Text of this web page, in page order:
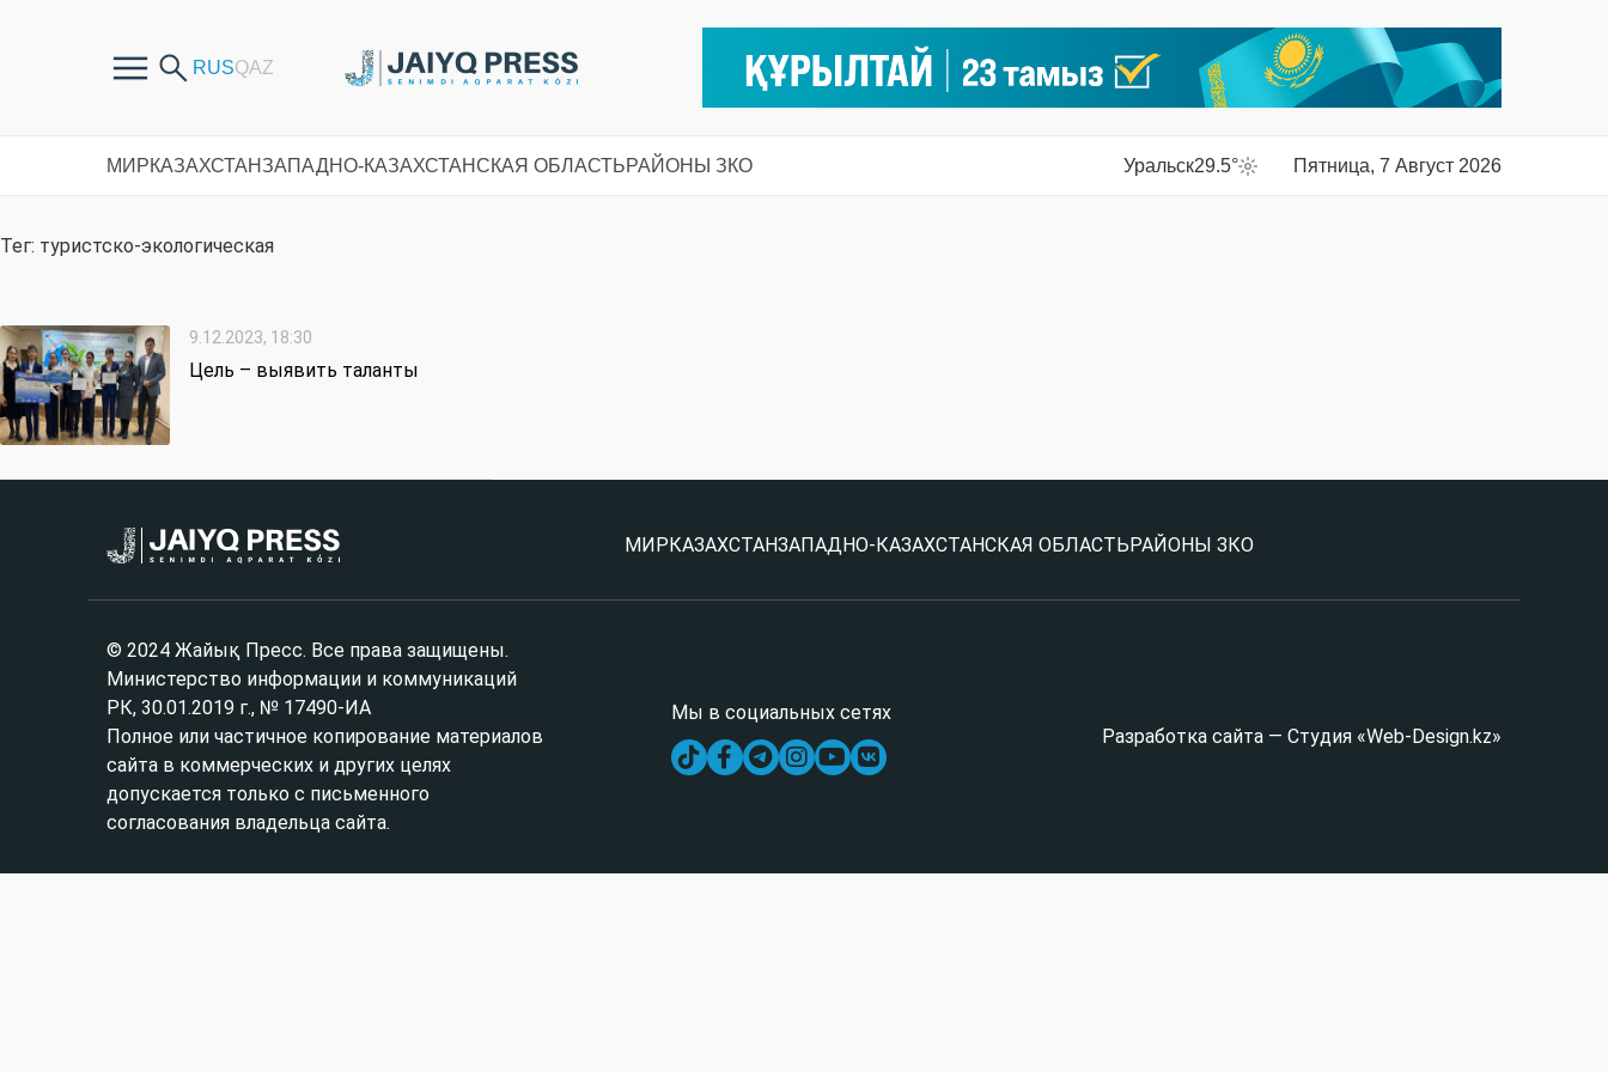
МИРКАЗАХСТАНЗАПАДНО-КАЗАХСТАНСКАЯ ОБЛАСТЬРАЙОНЫ ЗКО Уральск29.5° Пятница, 7 Август 2026
Тег: туристско-экологическая
9.12.2023, 18:30
Цель – выявить таланты
МИР КАЗАХСТАНЗАПАДНО-КАЗАХСТАНСКАЯ ОБЛАСТЬ РАЙОНЫ ЗКО
© 2024 Жайық Пресс. Все права защищены.
Министерство информации и коммуникаций
РК, 30.01.2019 г., № 17490-ИА
Полное или частичное копирование материалов
сайта в коммерческих и других целях
допускается только с письменного
согласования владельца сайта.
Мы в социальных сетях
Разработка сайта — Студия «Web-Design.kz»